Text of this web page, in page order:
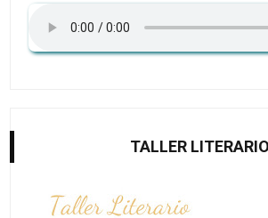
TALLER LITERARIO